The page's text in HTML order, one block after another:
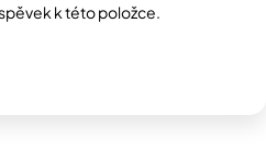
k této položce.